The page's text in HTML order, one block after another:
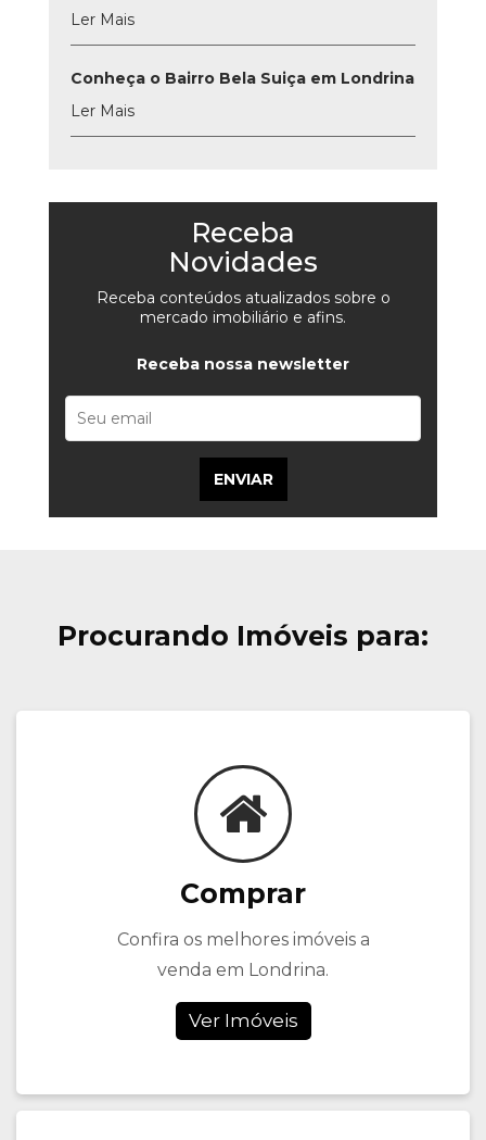
Ler Mais
Conheça o Bairro Bela Suiça em Londrina
Ler Mais
Receba
Novidades
Receba conteúdos atualizados sobre o
mercado imobiliário e afins.
Receba nossa newsletter
Procurando Imóveis para:
Comprar
Confira os melhores imóveis a
venda em Londrina.
Ver Imóveis